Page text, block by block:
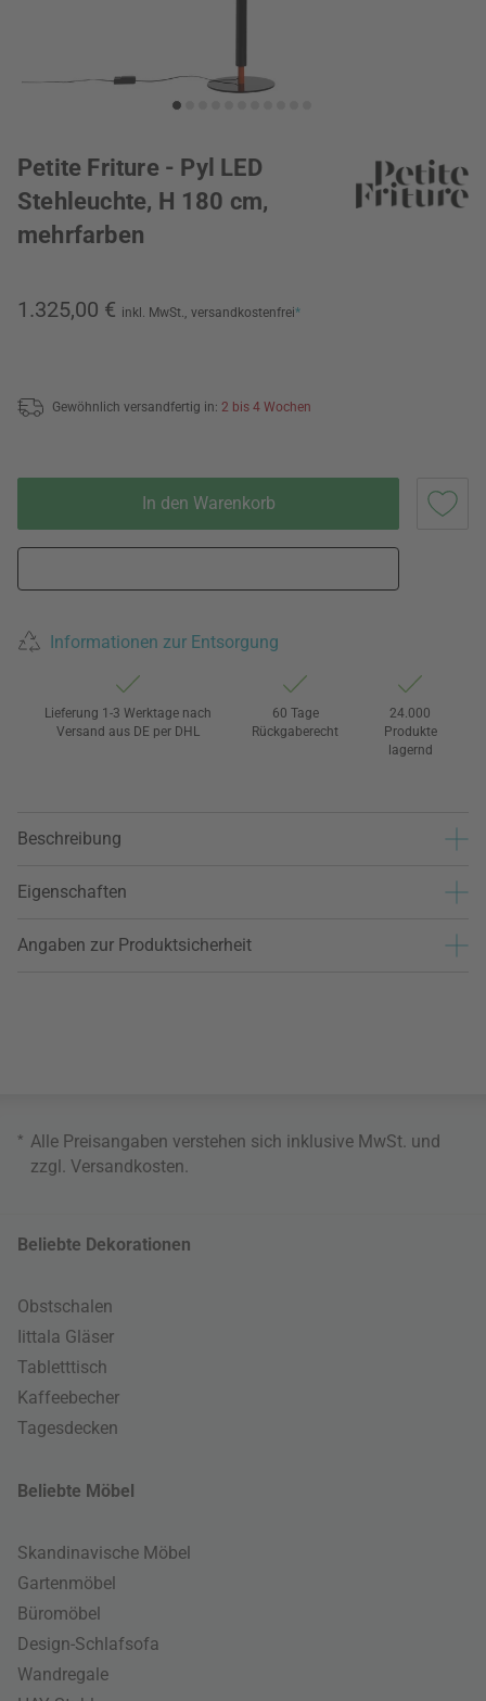
Petite Friture - Pyl LED
Stehleuchte, H 180 cm,
mehrfarben
1.325,00 € inkl. MwSt., versandkostenfrei*
Gewöhnlich versandfertig in: 2 bis 4 Wochen
In den Warenkorb
Informationen zur Entsorgung
Lieferung 1-3 Werktage nach
Versand aus DE per DHL
60 Tage
Rückgaberecht
24.000
Produkte
lagernd
Beschreibung
Eigenschaften
Angaben zur Produktsicherheit
* Alle Preisangaben verstehen sich inklusive MwSt. und
zzgl. Versandkosten
Beliebte Dekorationen
Obstschalen
Iittala Gläser
Tabletttisch
Kaffeebecher
Tagesdecken
Beliebte Möbel
Skandinavische Möbel
Gartenmöbel
Büromöbel
Design-Schlafsofa
Wandregale